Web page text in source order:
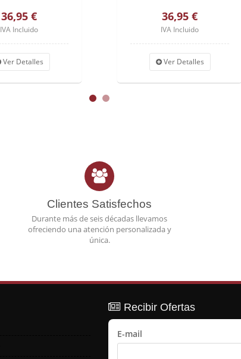
36,95 €
IVA Incluido
Ver Detalles
36,95 €
IVA Incluido
Ver Detalles
Clientes Satisfechos
Durante más de seis décadas llevamos
ofreciendo una atención personalizada y
única.
Recibir Ofertas
E-mail